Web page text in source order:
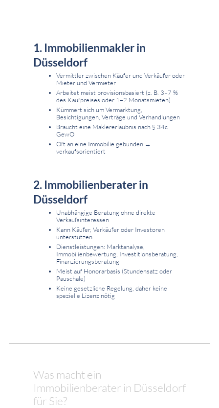
1. Immobilienmakler in
Düsseldorf
Vermittler zwischen Käufer und Verkäufer oder
Mieter und Vermieter
Arbeitet meist provisionsbasiert (z. B. 3–7 %
des Kaufpreises oder 1–2 Monatsmieten)
Kümmert sich um Vermarktung,
Besichtigungen, Verträge und Verhandlungen
Braucht eine Maklererlaubnis nach § 34c
GewO
Oft an eine Immobilie gebunden →
verkaufsorientiert
2. Immobilienberater in
Düsseldorf
Unabhängige Beratung ohne direkte
Verkaufsinteressen
Kann Käufer, Verkäufer oder Investoren
unterstützen
Dienstleistungen: Marktanalyse,
Immobilienbewertung, Investitionsberatung,
Finanzierungsberatung
Meist auf Honorarbasis (Stundensatz oder
Pauschale)
Keine gesetzliche Regelung, daher keine
spezielle Lizenz nötig
Was macht ein
Immobilienberater in Düsseldorf
für Sie?